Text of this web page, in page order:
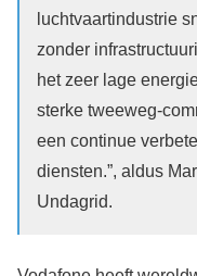
luchtvaartindustrie
zonder
het zeer lage
sterke tweeweg-
een continue
diensten.”, aldus
Undagrid.